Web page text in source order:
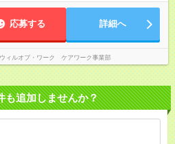
応募する 詳細へ
ィルオブ・ワーク ケアワーク事業部
も追加しませんか？